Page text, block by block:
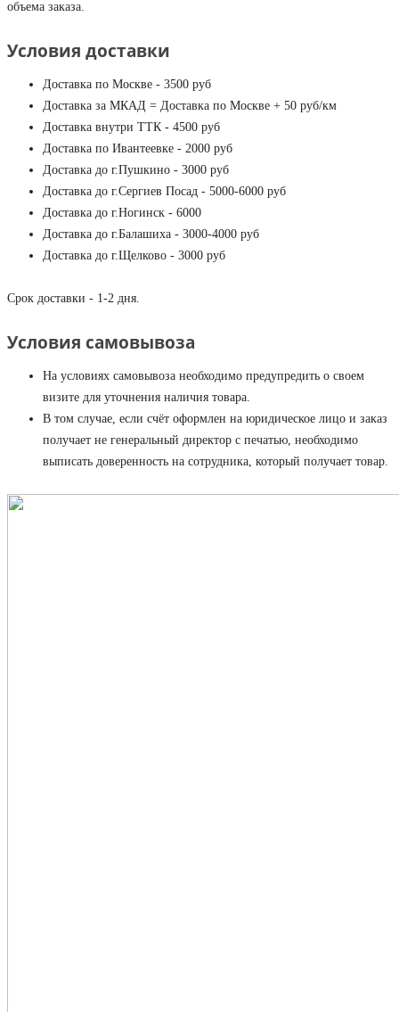
объема заказа.
Условия доставки
Доставка по Москве - 3500 руб
Доставка за МКАД = Доставка по Москве + 50 руб/км
Доставка внутри ТТК - 4500 руб
Доставка по Ивантеевке - 2000 руб
Доставка до г.Пушкино - 3000 руб
Доставка до г.Сергиев Посад - 5000-6000 руб
Доставка до г.Ногинск - 6000
Доставка до г.Балашиха - 3000-4000 руб
Доставка до г.Щелково - 3000 руб
Срок доставки - 1-2 дня.
Условия самовывоза
На условиях самовывоза необходимо предупредить о своем
визите для уточнения наличия товара.
В том случае, если счёт оформлен на юридическое лицо и заказ
получает не генеральный директор с печатью, необходимо
выписать доверенность на сотрудника, который получает товар.